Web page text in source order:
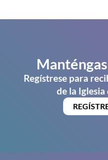
Regístrese para
de la